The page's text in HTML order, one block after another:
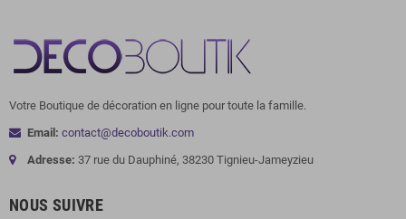
Votre Boutique de décoration en ligne pour toute la famille.
Email: contact@decoboutik.com
Adresse: 37 rue du Dauphiné, 38230 Tignieu-Jameyzieu
NOUS SUIVRE